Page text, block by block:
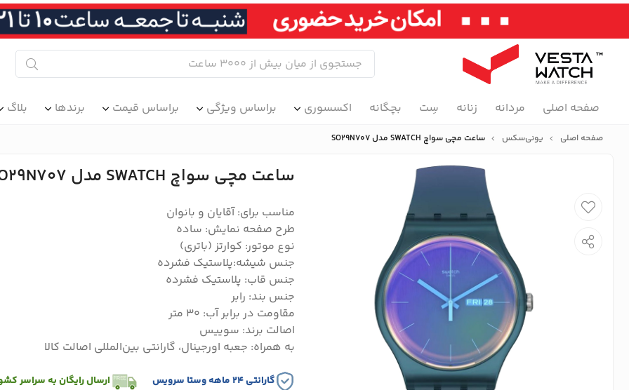
صفحه اصلی مردانه زنانه سِت بچگانه اکسسوری براساس ویژگی براساس قیمت برندها بلاگ
صفحه اصلی یونی‌سکس ساعت مچی سواچ SWATCH مدل SO29N707
ساعت مچی سواچ SWATCH مدل SO29N707
مناسب برای: آقایان و بانوان
طرح صفحه نمایش: ساده
نوع موتور: کوارتز (باتری)
جنس شیشه:پلاستیک فشرده
جنس قاب: پلاستیک فشرده
جنس بند: رابر
مقاومت در برابر آب: ۳۰ متر
اصالت برند: سوییس
به همراه: جعبه اورجینال، گارانتی بین‌المللی اصالت کالا
گارانتی ۲۴ ماهه وستا سرویس ارسال رایگان به سراسر